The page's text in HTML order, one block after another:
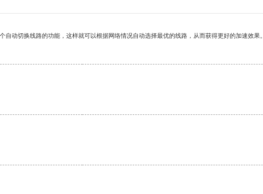
动切换线路的功能，这样就可以根据网络情况自动选择最优的线路，从而获得更好的加速效果。